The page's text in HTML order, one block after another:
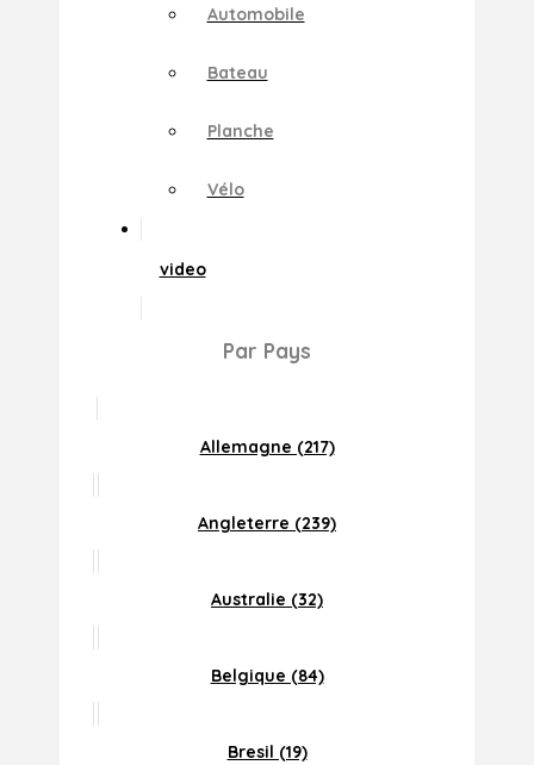
Automobile
Bateau
Planche
Vélo
video
Par Pays
Allemagne (217)
Angleterre (239)
Australie (32)
Belgique (84)
Bresil (19)